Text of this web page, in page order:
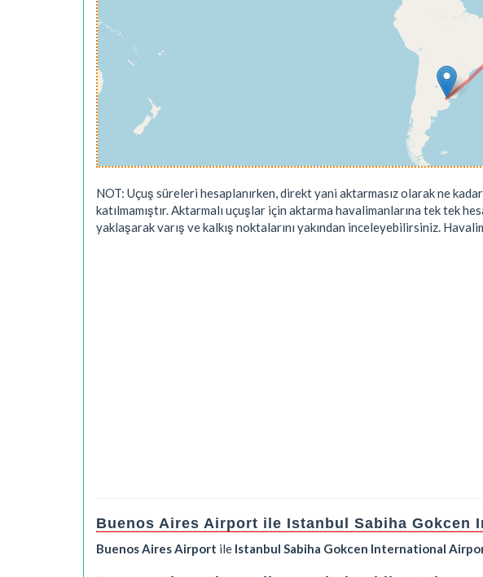
NOT: Uçuş süreleri hesaplanırken, direkt yani aktarmasız olarak ne
katılmamıştır. Aktarmalı uçuşlar için aktarma havalimanlarına tek tek
yaklaşarak varış ve kalkış noktalarını yakından inceleyebilirsiniz.
Buenos Aires Airport ile Istanbul Sabiha Gokcen
Buenos Aires Airport ile Istanbul Sabiha Gokcen International